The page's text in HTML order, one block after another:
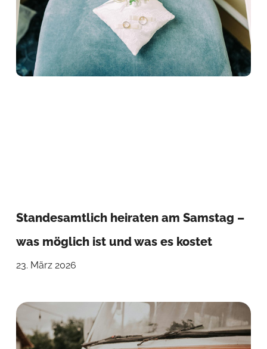
Standesamtlich heiraten am Samstag –
was möglich ist und was es kostet
23. März 2026